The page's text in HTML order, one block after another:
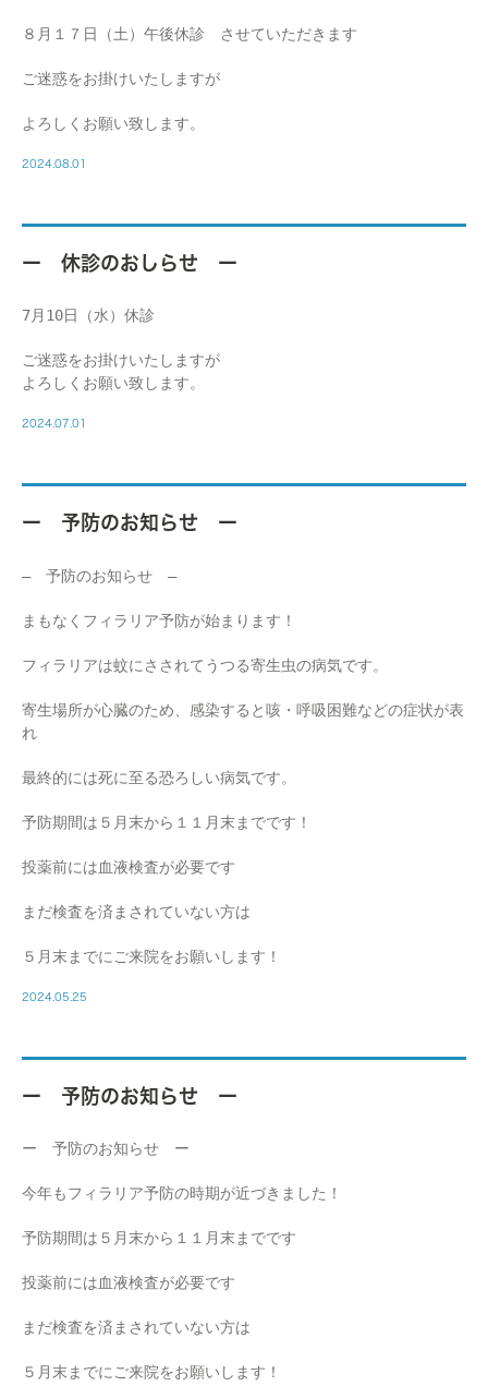
８月１７日（土）午後休診 させていただきます
ご迷惑をお掛けいたしますが
よろしくお願い致します。
2024.08.01
ー 休診のおしらせ ー
7月10日（水）休診
ご迷惑をお掛けいたしますが
よろしくお願い致します。
2024.07.01
ー 予防のお知らせ ー
― 予防のお知らせ ―
まもなくフィラリア予防が始まります！
フィラリアは蚊にさされてうつる寄生虫の病気です。
寄生場所が心臓のため、感染すると咳・ 呼吸困難などの症状が表
れ
最終的には死に至る恐ろしい病気です。
予防期間は５月末から１１月末までです！
投薬前には血液検査が必要です
まだ検査を済まされていない方は
５月末までにご来院をお願いします！
2024.05.25
ー 予防のお知らせ ー
ー 予防のお知らせ ー
今年もフィラリア予防の時期が近づきました！
予防期間は５月末から１１月末までです
投薬前には血液検査が必要です
まだ検査を済まされていない方は
５月末までにご来院をお願いします！